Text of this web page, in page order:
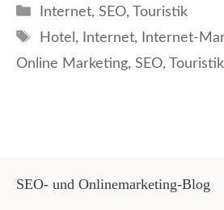
Kategorien
Internet, SEO, Touristik
Schlagwörter
Hotel , Internet, Internet-
Online Marketing, SEO, Touristik
SEO- und Onlinemarketing-Blog